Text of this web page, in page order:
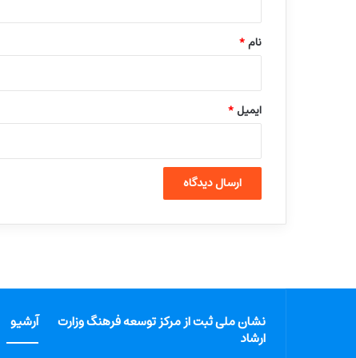
نام*
ایمیل*
نشان ملی ثبت از مرکز توسعه فرهنگ وزارت
ارشاد
آرشیو